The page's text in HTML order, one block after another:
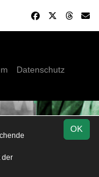
Datenschutz
OK
der